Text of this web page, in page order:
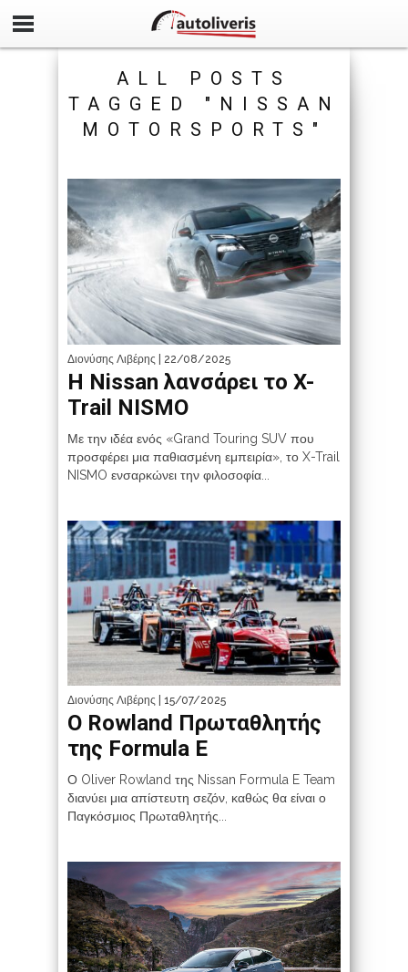
ALL POSTS
TAGGED "NISSAN
MOTORSPORTS"
Διονύσης Λιβέρης | 22/08/2025
Η Nissan λανσάρει το X-
Trail NISMO
Με την ιδέα ενός «Grand Touring SUV που
προσφέρει μια παθιασμένη εμπειρία», το X-Trail
NISMO ενσαρκώνει την φιλοσοφία...
Διονύσης Λιβέρης | 15/07/2025
Ο Rowland Πρωταθλητής
της Formula E
Ο Oliver Rowland της Nissan Formula E Team
διανύει μια απίστευτη σεζόν, καθώς θα είναι ο
Παγκόσμιος Πρωταθλητής...